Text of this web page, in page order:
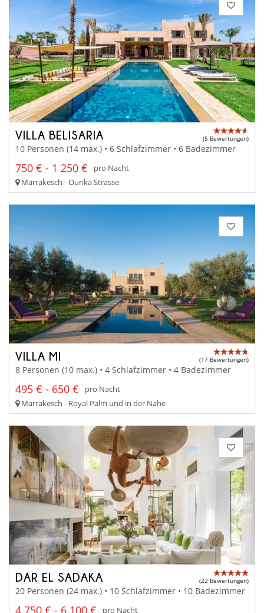
VILLA BELISARIA (5 Bewertungen)
10 Personen (14 max.) • 6 Schlafzimmer • 6 Badezimmer
750 € - 1 250 €
pro Nacht
Marrakesch - Ourika Strasse
VILLA MI (17 Bewertungen)
8 Personen (10 max.) • 4 Schlafzimmer • 4 Badezimmer
495 € - 650 €
pro Nacht
Marrakesch - Royal Palm und in der Nähe
DAR EL SADAKA (22 Bewertungen)
20 Personen (24 max.) • 10 Schlafzimmer • 10 Badezimmer
4 750 € - 6 100 €
pro Nacht